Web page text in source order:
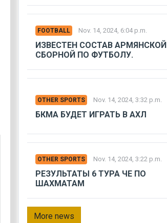
FOOTBALL Nov. 14, 2024, 6:04 p.m.
ИЗВЕСТЕН СОСТАВ АРМЯНСКОЙ
СБОРНОЙ ПО ФУТБОЛУ.
OTHER SPORTS Nov. 14, 2024, 3:32 p.m.
БКМА БУДЕТ ИГРАТЬ В АХЛ
OTHER SPORTS Nov. 14, 2024, 3:22 p.m.
РЕЗУЛЬТАТЫ 6 ТУРА ЧЕ ПО
ШАХМАТАМ
More news